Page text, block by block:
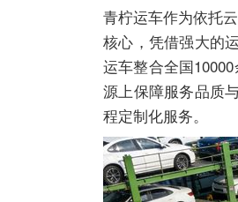
青柠运车作为依托
核心，凭借强大的
运车整合全国
源上保障服务品质
程定制化服务。